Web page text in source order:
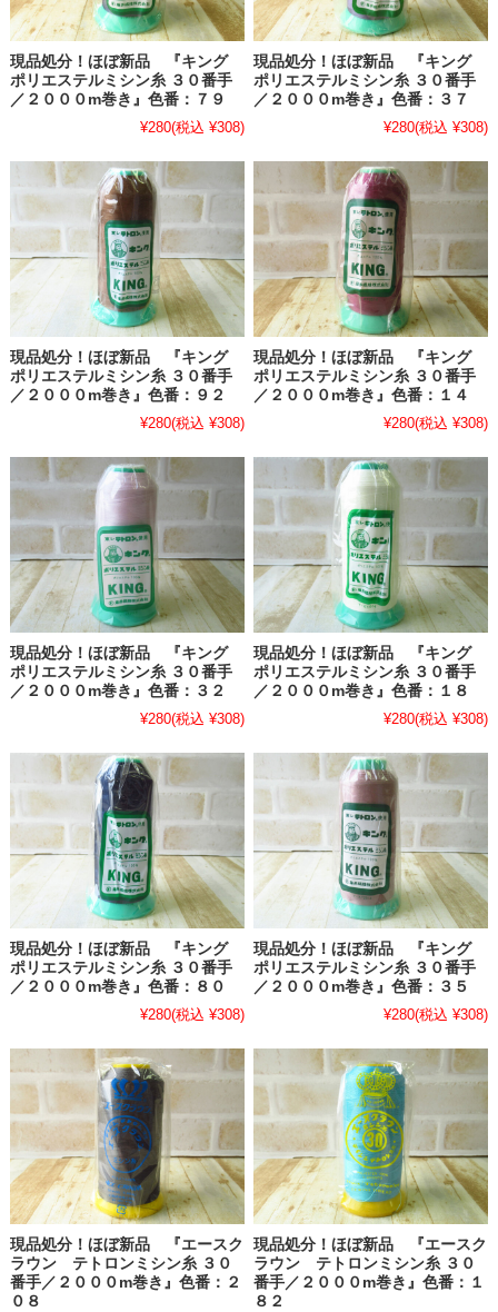
現品処分！ほぼ新品 『キング
ポリエステルミシン糸 ３０番手
／２０００m巻き』色番：７９
¥280(税込 ¥308)
現品処分！ほぼ新品 『キング
ポリエステルミシン糸 ３０番手
／２０００m巻き』色番：３７
¥280(税込 ¥308)
現品処分！ほぼ新品 『キング
ポリエステルミシン糸 ３０番手
／２０００m巻き』色番：９２
¥280(税込 ¥308)
現品処分！ほぼ新品 『キング
ポリエステルミシン糸 ３０番手
／２０００m巻き』色番：１４
¥280(税込 ¥308)
現品処分！ほぼ新品 『キング
ポリエステルミシン糸 ３０番手
／２０００m巻き』色番：３２
¥280(税込 ¥308)
現品処分！ほぼ新品 『キング
ポリエステルミシン糸 ３０番手
／２０００m巻き』色番：１８
¥280(税込 ¥308)
現品処分！ほぼ新品 『キング
ポリエステルミシン糸 ３０番手
／２０００m巻き』色番：８０
¥280(税込 ¥308)
現品処分！ほぼ新品 『キング
ポリエステルミシン糸 ３０番手
／２０００m巻き』色番：３５
¥280(税込 ¥308)
現品処分！ほぼ新品 『エースク
ラウン テトロンミシン糸 ３０
番手／２０００m巻き』色番：２
０８
現品処分！ほぼ新品 『エースク
ラウン テトロンミシン糸 ３０
番手／２０００m巻き』色番：１
８２